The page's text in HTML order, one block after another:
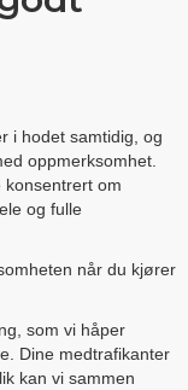
i hodet samtidig, og
oppmerksomhet.
om
og fulle
når du kjører
som vi håper
Dine medtrafikanter
kan vi sammen